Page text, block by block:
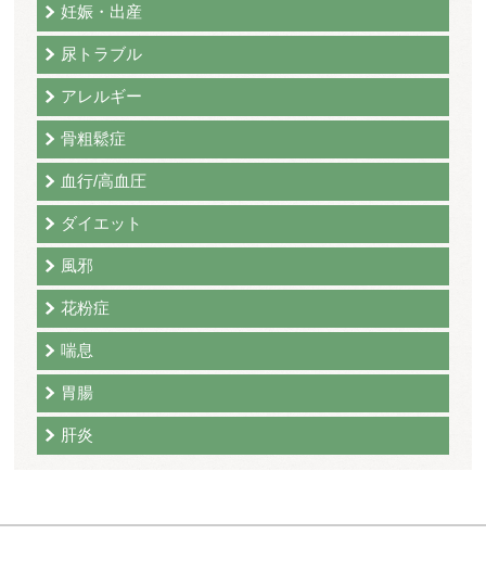
妊娠・出産
尿トラブル
アレルギー
骨粗鬆症
血行/高血圧
ダイエット
風邪
花粉症
喘息
胃腸
肝炎